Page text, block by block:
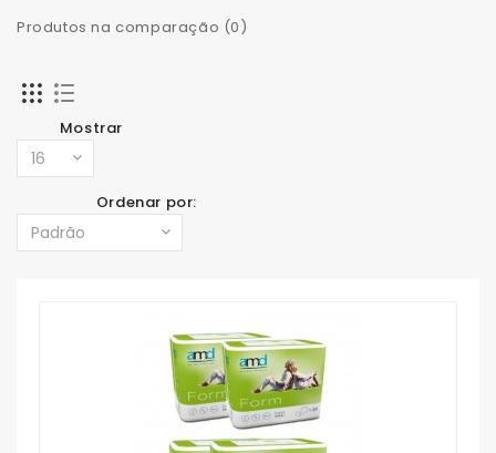
Produtos na comparação (0)
Mostrar
Ordenar por: